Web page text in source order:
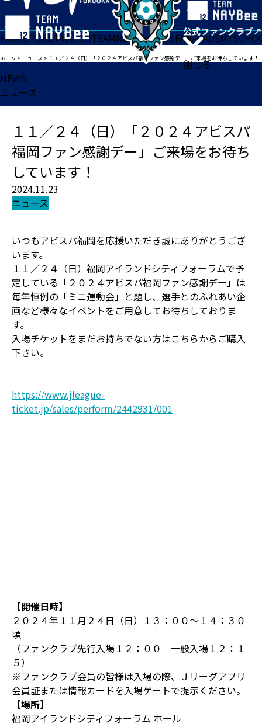
閉じる
HOMETICKETMATCHTEAMNEWSGOODSFANACADEMY
ホーム >ニュース > １１／２４（日）「２０２４アビスパ福岡ファン感謝デー」ご来場をお待ちしています！
NEWS
ニュース
１１／２４（日）「２０２４アビスパ
福岡ファン感謝デー」ご来場をお待ち
しています！
2024.11.23
ニュース
いつもアビスパ福岡を応援いただき誠にありがとうござ
います。
１１／２４（日）福岡アイランドシティフォーラムで予
定している「２０２４アビスパ福岡ファン感謝デー」は
毎年恒例の「ミニ運動会」と題し、選手とのふれあい企
画など様々なイベントをご用意してお待ちしておりま
す。
入場チケットをまだお持ちでない方はこちらからご購入
下さい。
https://www.jleague-
ticket.jp/sales/perform/2442931/001
【開催日時】
２０２４年１１月２４日（日）１３：００～１４：３０
頃
（ファンクラブ先行入場１２：００ 一般入場１２：１
５）
※ファンクラブ会員の皆様は入場の際、Ｊリーグアプリ
会員証または情報カードを入場ゲートで提示ください。
【場所】
福岡アイランドシティフォーラム ホール